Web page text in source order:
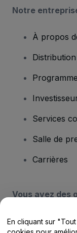
Notre
À propos
Services
Salle de
Carrières
Vous avez des
Centre
En cliquant sur